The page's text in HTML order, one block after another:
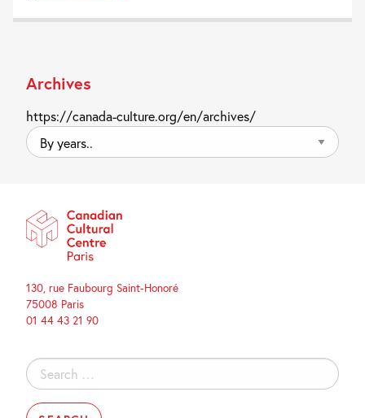
Archives
https://canada-culture.org/en/archives/
By
years..
130, rue Faubourg Saint-Honoré
75008 Paris
01 44 43 21 90
Search
for: